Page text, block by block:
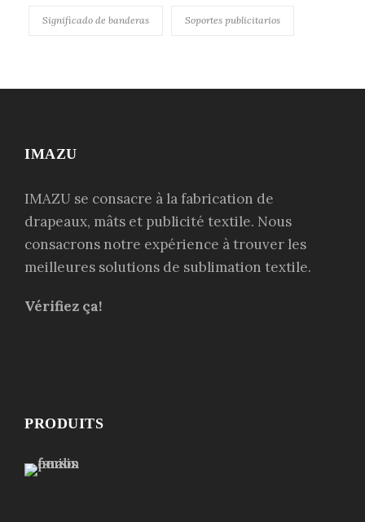
Significado de banderas Soportes publicitarios
IMAZU
IMAZU se consacre à la fabrication de
drapeaux, mâts et publicité textile. Nous
consacrons notre expérience à trouver les
meilleures solutions de sublimation textile.
Vérifiez ça!
PRODUITS